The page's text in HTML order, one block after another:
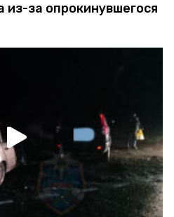
из-за опрокинувшегося